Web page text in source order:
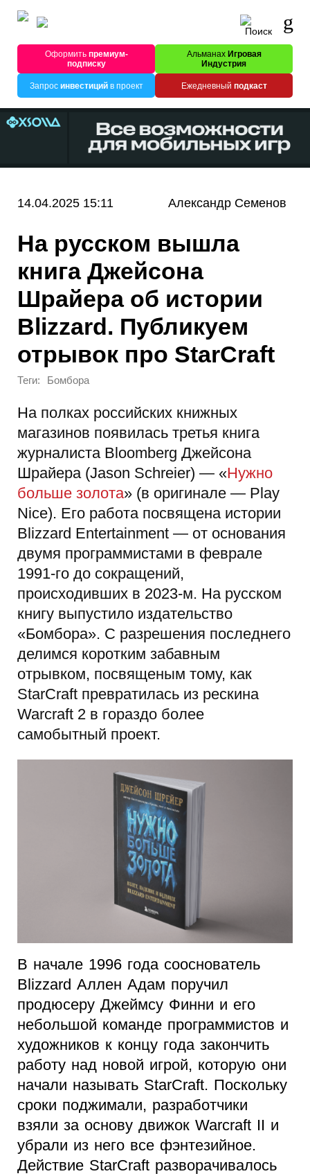
Оформитьпремиум-
подписку
Альманах Игровая
Индустрия
Запрос инвестицийв проект Ежедневный подкаст
14.04.2025 15:11 Александр Семенов
На русском вышла
книга Джейсона
Шрайера об истории
Blizzard. Публикуем
отрывок про StarCraft
Теги: Бомбора
На полках российских книжных
магазинов появилась третья книга
журналиста Bloomberg Джейсона
Шрайера (Jason Schreier) — «Нужно
больше золота» (в оригинале — Play
Nice). Его работа посвящена истории
Blizzard Entertainment — от основания
двумя программистами в феврале
1991-го до сокращений,
происходивших в 2023-м. На русском
книгу выпустило издательство
«Бомбора». С разрешения последнего
делимся коротким забавным
отрывком, посвященым тому, как
StarCraft превратилась из рескина
Warcraft 2 в гораздо более
самобытный проект.
В начале 1996 года сооснователь
Blizzard Аллен Адам поручил
продюсеру Джеймсу Финни и его
небольшой команде программистов и
художников к концу года закончить
работу над новой игрой, которую они
начали называть StarCraft. Поскольку
сроки поджимали, разработчики
взяли за основу движок Warcraft II и
убрали из него все фэнтезийное.
Действие StarCraft разворачивалось